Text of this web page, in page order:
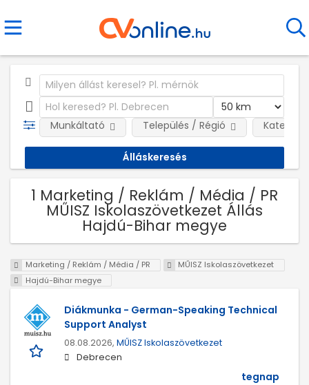
Munkáltató Település / Régió
1 Marketing / Reklám / Média / PR
MŰISZ Iskolaszövetkezet Állás
Hajdú-Bihar megye
Marketing / Reklám / Média / PR
MŰISZ Iskolaszövetkezet
Hajdú-Bihar megye
Diákmunka - German-Speaking Technical
Support Analyst
08.08.2026, MŰISZ Iskolaszövetkezet
Debrecen
tegnap